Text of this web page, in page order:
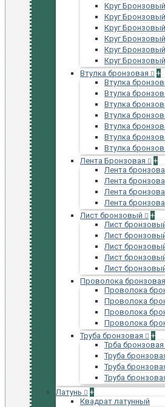
Круг
Круг
Круг
Круг
Круг
Круг
Втулка бронзовая
+
Втулка
Втулка
Втулка
Втулка
Втулка
Втулка
Втулка
Лента Бронзовая
+
Лента
Лента
Лента
Лента
Лист бронзовый
+
Лист
Лист
Лист
Лист
Лист
Проволока бронзовая
Проволока
Проволока
Проволока
Проволока
Труба бронзовая
+
Трба
Труба
Труба
Труба
Латунь
+
Квадрат латунный